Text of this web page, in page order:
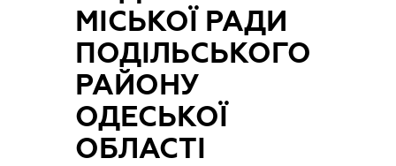
МІСЬКОЇ РАДИ
ПОДІЛЬСЬКОГО
РАЙОНУ
ОДЕСЬКОЇ
ОБЛАСТІ